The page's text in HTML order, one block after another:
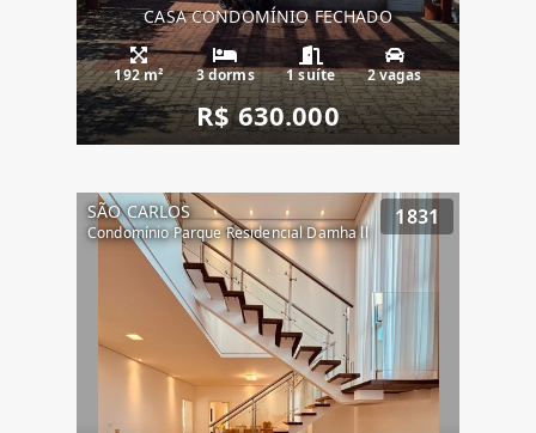
CASA CONDOMÍNIO FECHADO
192 m² 3 dorms 1 suíte 2 vagas
R$ 630.000
SÃO CARLOS
Condomínio Parque Residencial Damha ll
1831